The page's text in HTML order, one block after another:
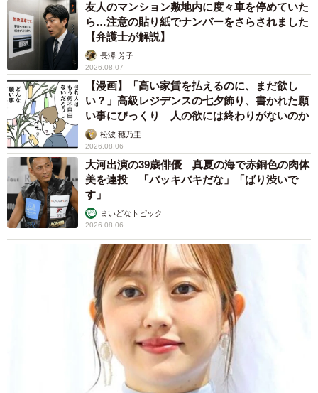
友人のマンション敷地内に度々車を停めていた
ら…注意の貼り紙でナンバーをさらされました
【弁護士が解説】
長澤 芳子
2026.08.07
【漫画】「高い家賃を払えるのに、まだ欲し
い？」高級レジデンスの七夕飾り、書かれた願
い事にびっくり 人の欲には終わりがないのか
松波 穂乃圭
2026.08.06
大河出演の39歳俳優 真夏の海で赤銅色の肉体
美を連投 「バッキバキだな」「ばり渋いで
す」
まいどなトピック
2026.08.06